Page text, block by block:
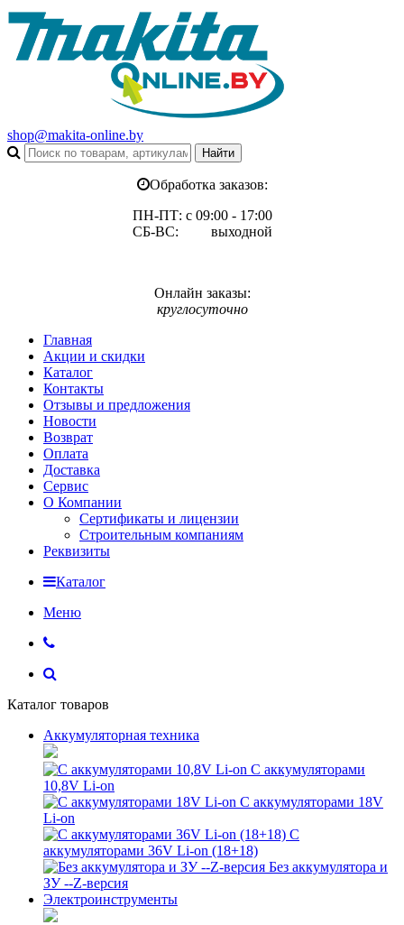
shop@makita-online.by
Обработка заказов:
ПН-ПТ: с 09:00 - 17:00
СБ-ВС: выходной
Онлайн заказы:
круглосуточно
Главная
Акции и скидки
Каталог
Контакты
Отзывы и предложения
Новости
Возврат
Оплата
Доставка
Сервис
О Компании
Сертификаты и лицензии
Строительным компаниям
Реквизиты
Каталог
Меню
Каталог товаров
Аккумуляторная техника
С аккумуляторами
10,8V Li-on
С аккумуляторами 18V
Li-on
С
аккумуляторами 36V Li-on (18+18)
Без аккумулятора и
ЗУ --Z-версия
Электроинструменты